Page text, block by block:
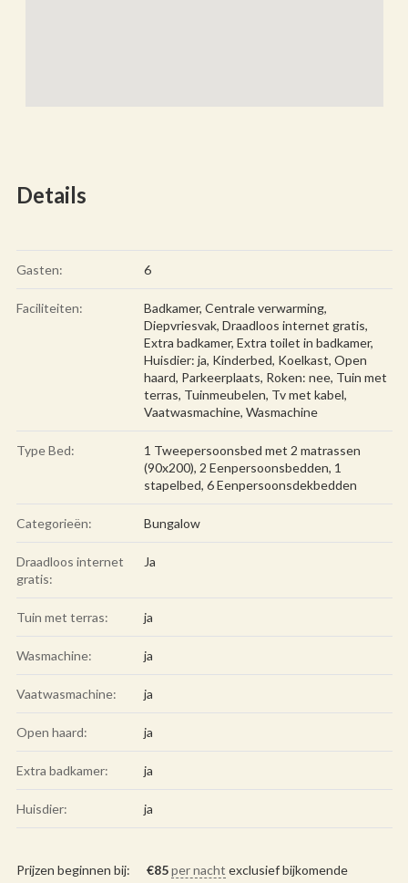
Details
Gasten: 6
Faciliteiten: Badkamer, Centrale verwarming,
Diepvriesvak, Draadloos internet gratis,
Extra badkamer, Extra toilet in badkamer,
Huisdier: ja, Kinderbed, Koelkast, Open
haard, Parkeerplaats, Roken: nee, Tuin met
terras, Tuinmeubelen, Tv met kabel,
Vaatwasmachine, Wasmachine
Type Bed:
1 Tweepersoonsbed met 2 matrassen
(90x200), 2 Eenpersoonsbedden, 1
stapelbed, 6 Eenpersoonsdekbedden
Categorieën: Bungalow
Draadloos internet
gratis:
Ja
Tuin met terras: ja
Wasmachine: ja
Vaatwasmachine: ja
Open haard: ja
Extra badkamer: ja
Huisdier: ja
Prijzen beginnen bij: €85 per nacht exclusief bijkomende